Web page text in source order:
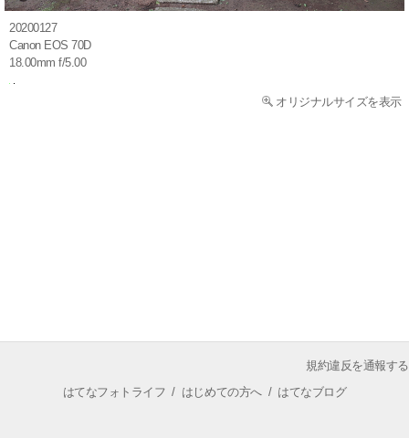
20200127
Canon EOS 70D
18.00mm f/5.00
オリジナルサイズを表示
規約違反を通報する
はてなフォトライフ / はじめての方へ/ はてなブログ